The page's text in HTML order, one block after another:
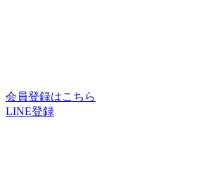
会員登録はこちら
LINE登録